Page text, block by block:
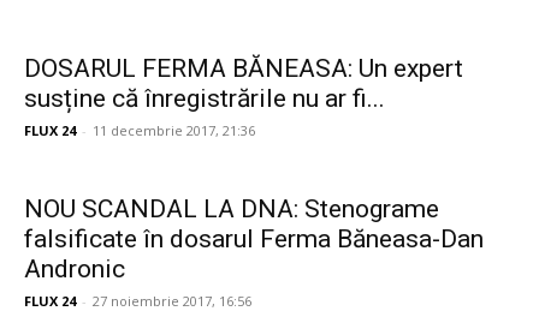
DOSARUL FERMA BĂNEASA: Un expert
susține că înregistrările nu ar fi...
FLUX 24 - 11 decembrie 2017, 21:36
NOU SCANDAL LA DNA: Stenograme
falsificate în dosarul Ferma Băneasa-Dan
Andronic
FLUX 24 - 27 noiembrie 2017, 16:56